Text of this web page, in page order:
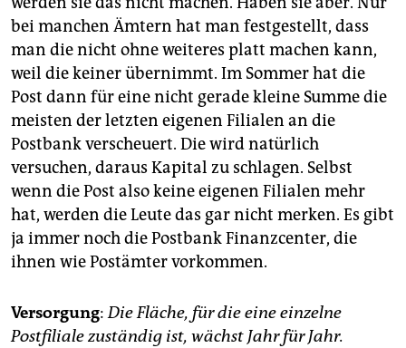
bei manchen Ämtern hat man festgestellt, dass
man die nicht ohne weiteres platt machen kann,
weil die keiner übernimmt. Im Sommer hat die
Post dann für eine nicht gerade kleine Summe die
meisten der letzten eigenen Filialen an die
Postbank verscheuert. Die wird natürlich
versuchen, daraus Kapital zu schlagen. Selbst
wenn die Post also keine eigenen Filialen mehr
hat, werden die Leute das gar nicht merken. Es gibt
ja immer noch die Postbank Finanzcenter, die
ihnen wie Postämter vorkommen.
Versorgung:Die Fläche, für die eine einzelne
Postfiliale zuständig ist, wächst Jahr für Jahr.